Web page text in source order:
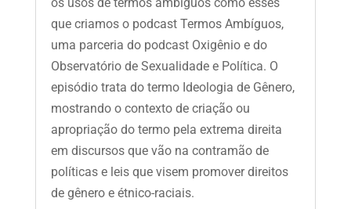
que criamos o podcast Termos Ambíguos,
uma parceria do podcast Oxigênio e do
Observatório de Sexualidade e Política. O
episódio trata do termo Ideologia de Gênero,
mostrando o contexto de criação ou
apropriação do termo pela extrema direita
em discursos que vão na contramão de
políticas e leis que visem promover direitos
de gênero e étnico-raciais.